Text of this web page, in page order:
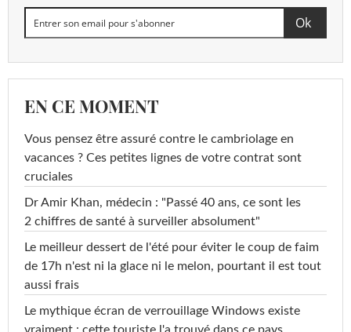
EN CE MOMENT
Vous pensez être assuré contre le cambriolage en
vacances ? Ces petites lignes de votre contrat sont
cruciales
Dr Amir Khan, médecin : "Passé 40 ans, ce sont les
2 chiffres de santé à surveiller absolument"
Le meilleur dessert de l'été pour éviter le coup de faim
de 17h n'est ni la glace ni le melon, pourtant il est tout
aussi frais
Le mythique écran de verrouillage Windows existe